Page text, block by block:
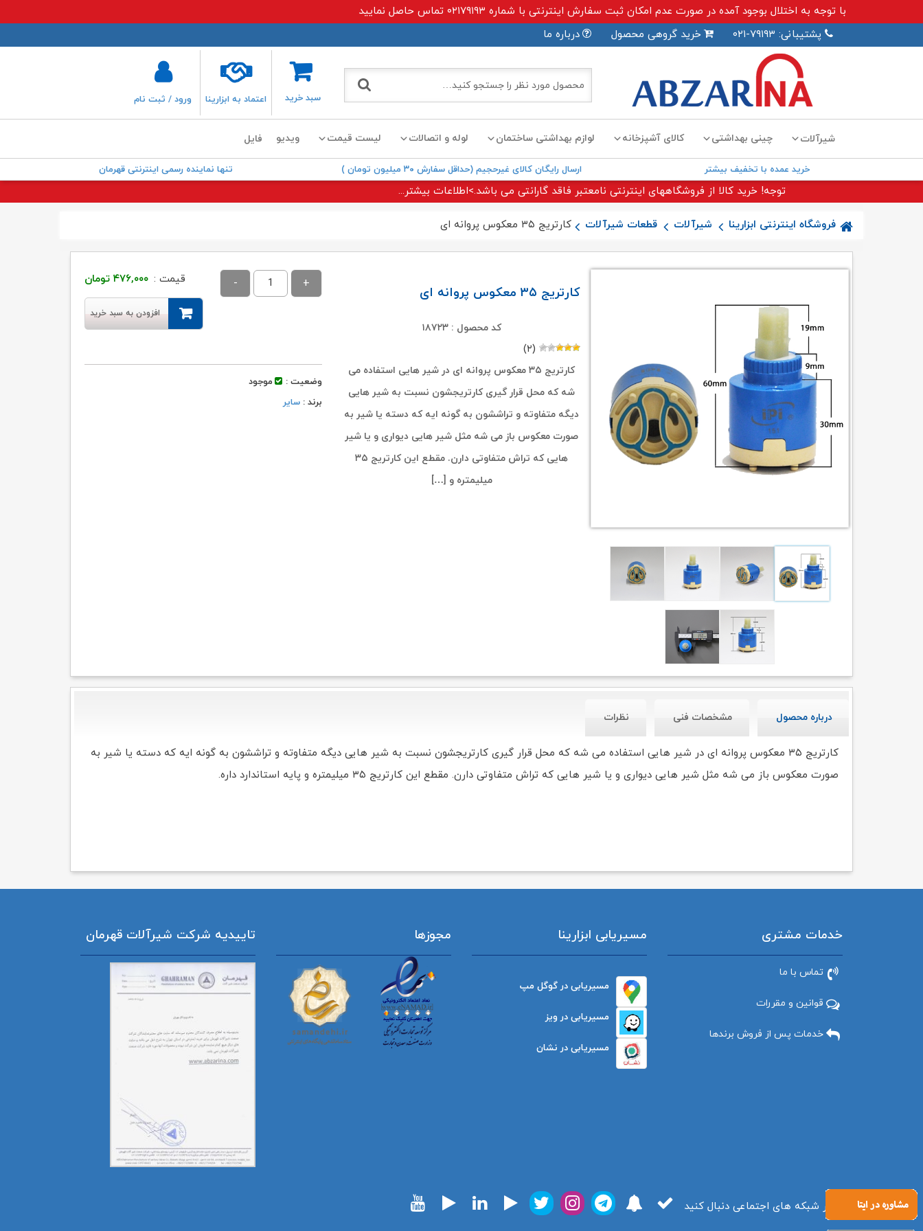
با توجه به اختلال بوجود آمده در صورت عدم امکان ثبت سفارش اینترنتی با شماره ۰۲۱۷۹۱۹۳ تماس حاصل نمایید
پشتیبانی: ۷۹۱۹۳-۰۲۱
خرید گروهی محصول درباره ما
سبد خرید اعتماد به ابزارینا ورود / ثبت نام
شیرآلات چینی بهداشتی کالای آشپزخانه لوازم بهداشتی ساختمان لوله و اتصالات لیست قیمت ویدیو فایل
خرید عمده با تخفیف بیشتر ارسال رایگان کالای غیرحجیم (حداقل سفارش ۳۰ میلیون تومان ) تنها نماینده رسمی اینترنتی قهرمان
توجه! خرید کالا از فروشگاههای اینترنتی نامعتبر فاقد گارانتی می باشد.>اطلاعات بیشتر...
فروشگاه اینترنتی ابزارینا شیرآلات قطعات شیرآلات کارتریج ۳۵ معکوس پروانه ای
کارتریج ۳۵ معکوس پروانه ای
کد محصول : ۱۸۷۲۳
(۲)
کارتریج ۳۵ معکوس پروانه ای در شیر هایی استفاده می
شه که محل قرار گیری کارتریجشون نسبت به شیر هایی
دیگه متفاوته و تراششون به گونه ایه که دسته یا شیر به
صورت معکوس باز می شه مثل شیر هایی دیواری و یا شیر
هایی که تراش متفاوتی دارن. مقطع این کارتریج ۳۵
میلیمتره و […]
قیمت : ۴۷۶,۰۰۰ تومان
افزودن به سبد خرید
وضعیت :
موجود
برند : سایر
درباره محصول مشخصات فنی نظرات
کارتریج ۳۵ معکوس پروانه ای در شیر هایی استفاده می شه که محل قرار گیری کارتریجشون نسبت به شیر هایی دیگه متفاوته و تراششون به گونه ایه که دسته یا شیر به
صورت معکوس باز می شه مثل شیر هایی دیواری و یا شیر هایی که تراش متفاوتی دارن. مقطع این کارتریج ۳۵ میلیمتره و پایه استاندارد داره.
خدمات مشتری
تماس با ما
قوانین و مقررات
خدمات پس از فروش برندها
مسیریابی ابزارینا
مسیریابی در گوگل مپ
مسیریابی در ویز
مسیریابی در نشان
مجوزها تاییدیه شرکت شیرآلات قهرمان
ما را در شبکه های اجتماعی دنبال کنید